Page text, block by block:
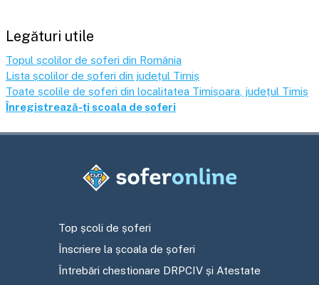
Legături utile
Topul școlilor de șoferi din România
Lista școlilor de șoferi din județul Timiș
Toate școlile de șoferi din localitatea Timișoara , județul Timiș
Înregistrează-ți școala de șoferi
Top școli de șoferi
Înscriere la școala de șoferi
Întrebări chestionare DRPCIV și Atestate